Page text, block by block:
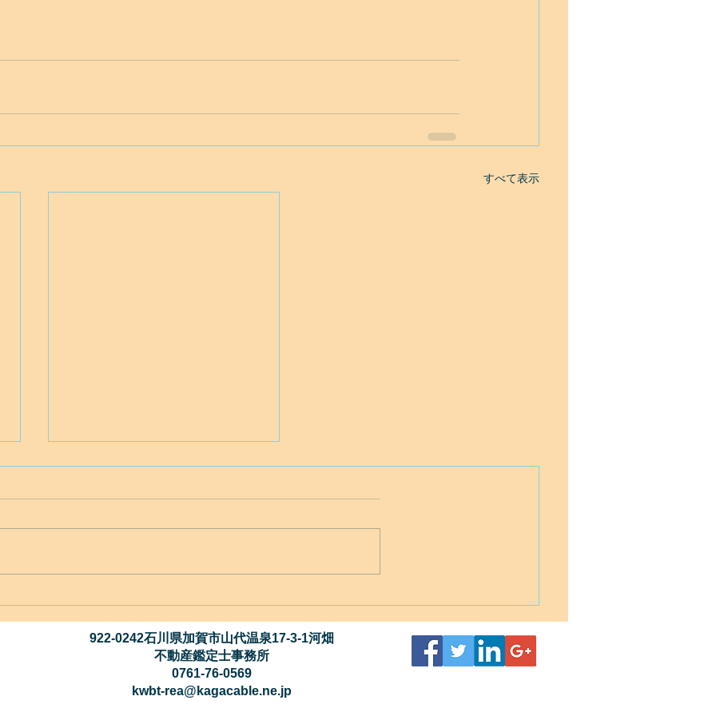
すべて表示
前市の地盤面に起こったこ
と？922-0242石川県加賀市山代温泉17-3-1河畑
不動産鑑定士事務所
0761-76-0569
kwbt-rea@kagacable.ne.jp